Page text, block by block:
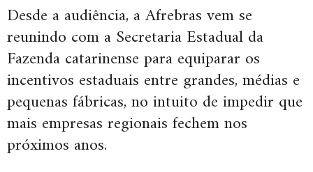
Desde a audiência, a Afrebras vem se
reunindo com a Secretaria Estadual da
Fazenda catarinense para equiparar os
incentivos estaduais entre grandes, médias e
pequenas fábricas, no intuito de impedir que
mais empresas regionais fechem nos
próximos anos.